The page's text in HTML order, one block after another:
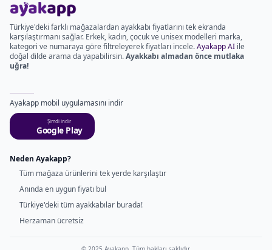
Türkiye'deki farklı mağazalardan ayakkabı fiyatlarını tek ekranda
karşılaştırmanı sağlar. Erkek, kadın, çocuk ve unisex modelleri marka,
kategori ve numaraya göre filtreleyerek fiyatları incele.Ayakapp AI ile
doğal dilde arama da yapabilirsin.Ayakkabı almadan önce mutlaka
uğra!
Ayakapp mobil uygulamasını indir
Şimdi indir
Google Play
Neden Ayakapp?
Tüm mağaza ürünlerini tek yerde karşılaştır
Anında en uygun fiyatı bul
Türkiye'deki tüm ayakkabılar burada!
Herzaman ücretsiz